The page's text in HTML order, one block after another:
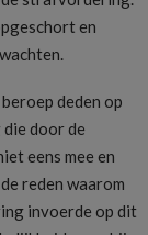
en
deden op
door de
eens mee en
reden waarom
invoerde op dit